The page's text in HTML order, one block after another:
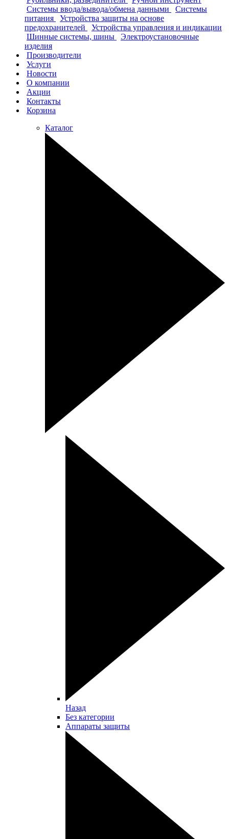
Системы ввода/вывода/обмена данными
Системы
питания
Устройства защиты на основе
предохранителей
Устройства управления и индикации
Шинные системы, шины
Электроустановочные
изделия
Производители
Услуги
Новости
О компании
Акции
Контакты
Корзина
Каталог
Назад
Без категории
Аппараты защиты